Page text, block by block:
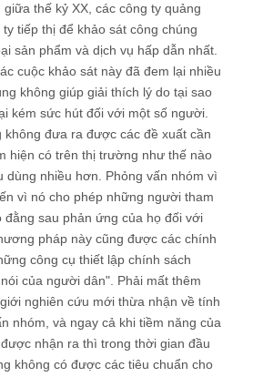
thế kỷ XX, các công ty quảng
tiếp thị để khảo sát công chúng
sản phẩm và dịch vụ hấp dẫn nhất.
cuộc khảo sát này đã đem lại nhiều
không giúp giải thích lý do tại sao
kém sức hút đối với một số người.
không đưa ra được các đề xuất cần
hiện có trên thị trường như thế nào
dùng nhiều hơn. Phỏng vấn nhóm vì
vì nó cho phép những người tham
đằng sau phản ứng của họ đối với
pháp này cũng được các chính
công cụ thiết lập chính sách
của người dân". Phải mất thêm
nghiên cứu mới thừa nhận về tính
nhóm, và ngay cả khi tiềm năng của
nhận ra thì trong thời gian đầu
không có được các tiêu chuẩn cho